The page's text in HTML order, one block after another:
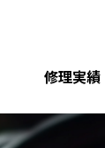
修理実績